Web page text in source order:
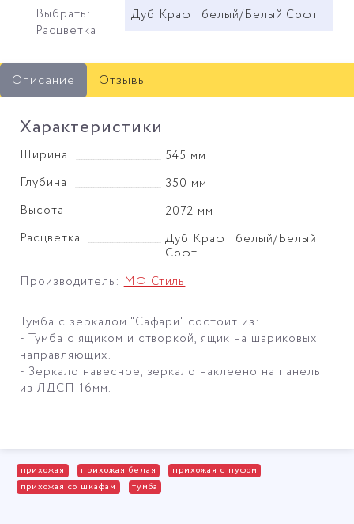
Выбрать:
Расцветка
Дуб Крафт белый/Белый Софт
Описание Отзывы
Характеристики
Ширина
545 мм
Глубина
350 мм
Высота
2072 мм
Расцветка
Дуб Крафт белый/Белый
Софт
Производитель:МФ Стиль
Тумба с зеркалом "Сафари" состоит из:
- Тумба с ящиком и створкой, ящик на шариковых
направляющих.
- Зеркало навесное, зеркало наклеено на панель
из ЛДСП 16мм.
прихожая прихожая белая
прихожая с пуфом
прихожая со шкафам
тумба